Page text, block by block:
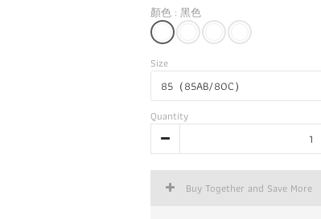
顏色 : 黑色
Size
Quantity
Buy Together and Save More